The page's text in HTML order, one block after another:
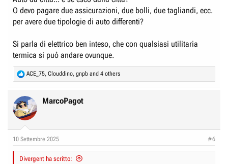
O devo pagare due assicurazioni, due bolli, due tagliandi, ecc.
per avere due tipologie di auto differenti?
Si parla di elettrico ben inteso, che con qualsiasi utilitaria
termica si può andare ovunque.
R
e
c
t
i
s
ACE_75, Clouddino, gnpb and 4 others
MarcoPagot
10 Settembre 2025 #6
Divergent ha scritto: